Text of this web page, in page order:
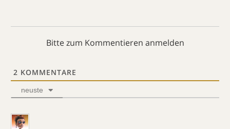
Bitte zum Kommentieren anmelden
2 KOMMENTARE
neuste